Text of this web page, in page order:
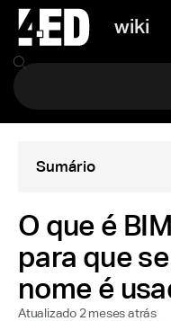
wiki
Sumário
O que é
para que
nome é
Atualizado 2 meses atrás